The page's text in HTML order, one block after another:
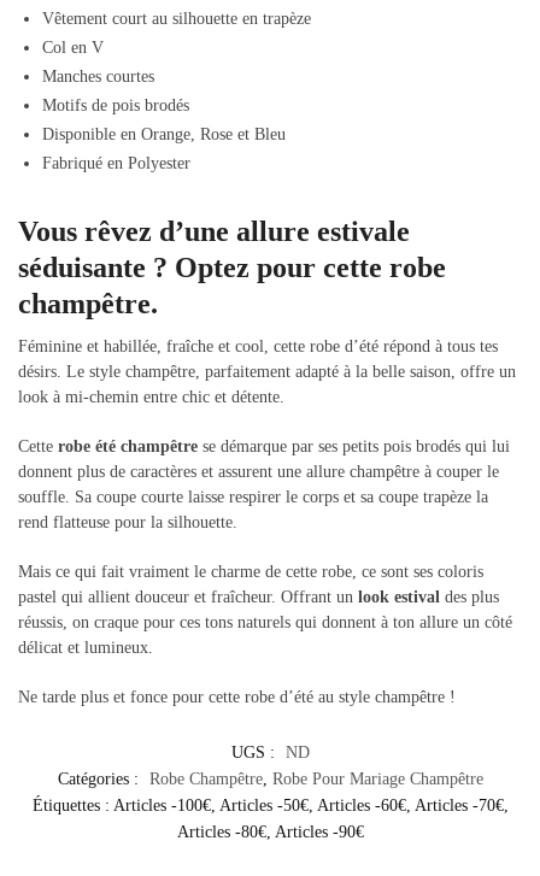
Vêtement court au silhouette en trapèze
Col en V
Manches courtes
Motifs de pois brodés
Disponible en Orange, Rose et Bleu
Fabriqué en Polyester
Vous rêvez d’une allure estivale
séduisante ? Optez pour cette robe
champêtre.
Féminine et habillée, fraîche et cool, cette robe d’été répond à tous tes
désirs. Le style champêtre, parfaitement adapté à la belle saison, offre un
look à mi-chemin entre chic et détente.
Cette robe été champêtre se démarque par ses petits pois brodés qui lui
donnent plus de caractères et assurent une allure champêtre à couper le
souffle. Sa coupe courte laisse respirer le corps et sa coupe trapèze la
rend flatteuse pour la silhouette.
Mais ce qui fait vraiment le charme de cette robe, ce sont ses coloris
pastel qui allient douceur et fraîcheur. Offrant un look estival des plus
réussis, on craque pour ces tons naturels qui donnent à ton allure un côté
délicat et lumineux.
Ne tarde plus et fonce pour cette robe d’été au style champêtre !
UGS :
ND
Catégories :
Robe Champêtre, Robe Pour Mariage Champêtre
Étiquettes : Articles -100€, Articles -50€, Articles -60€, Articles -70€,
Articles -80€, Articles -90€